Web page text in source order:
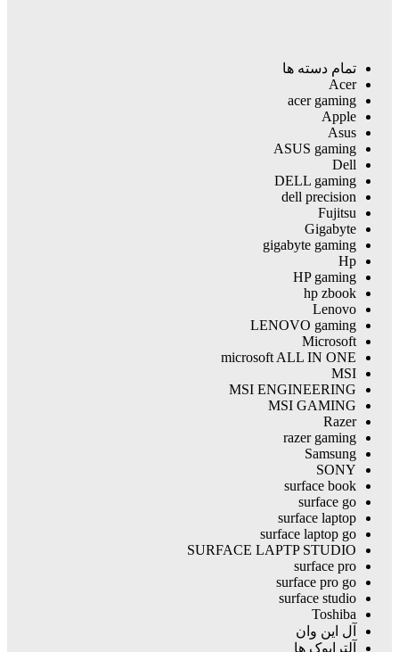
تمام دسته ها
Acer
acer gaming
Apple
Asus
ASUS gaming
Dell
DELL gaming
dell precision
Fujitsu
Gigabyte
gigabyte gaming
Hp
HP gaming
hp zbook
Lenovo
LENOVO gaming
Microsoft
microsoft ALL IN ONE
MSI
MSI ENGINEERING
MSI GAMING
Razer
razer gaming
Samsung
SONY
surface book
surface go
surface laptop
surface laptop go
SURFACE LAPTP STUDIO
surface pro
surface pro go
surface studio
Toshiba
آل این وان
آلترابوک ها